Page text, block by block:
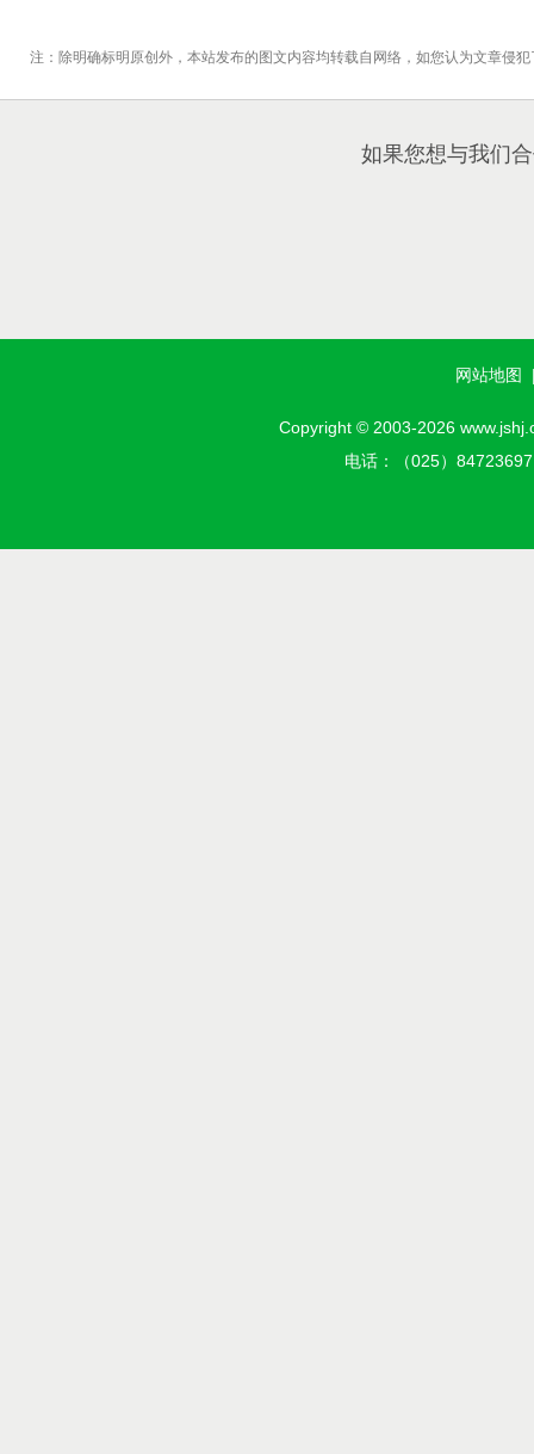
注：除明确标明原创外，本站发布的图文内容均转载自网络，如您认为文章侵
如果您想与我们
网站地图
Copyright © 2003-2026
电话：（025）